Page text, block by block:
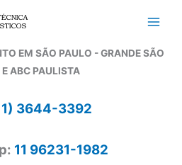
EM SÃO PAULO - GRANDE SÃO
E ABC PAULISTA
3644-3392
11 96231-1982